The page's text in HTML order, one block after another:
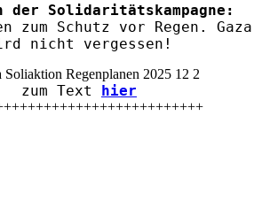
der Solidaritätskampagne:
zum Schutz vor Regen. Gaza
nicht vergessen!
zum Text hier